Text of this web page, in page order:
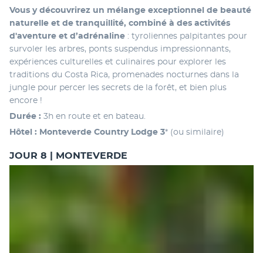
Vous y découvrirez un mélange exceptionnel de beauté
naturelle et de tranquillité, combiné à des activités
d'aventure et d’adrénaline : tyroliennes palpitantes pour
survoler les arbres, ponts suspendus impressionnants,
expériences culturelles et culinaires pour explorer les
traditions du Costa Rica, promenades nocturnes dans la
jungle pour percer les secrets de la forêt, et bien plus
encore !
Durée : 3h en route et en bateau.
Hôtel : Monteverde Country Lodge 3* (ou similaire)
JOUR 8 | MONTEVERDE